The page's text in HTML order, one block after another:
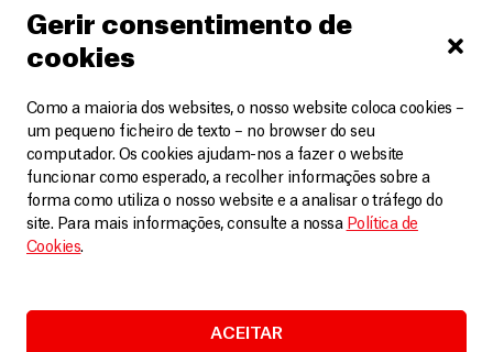
Gerir consentimento de
cookies
Como a maioria dos websites, o nosso website coloca cookies –
um pequeno ficheiro de texto – no browser do seu
computador. Os cookies ajudam-nos a fazer o website
funcionar como esperado, a recolher informações sobre a
forma como utiliza o nosso website e a analisar o tráfego do
site. Para mais informações, consulte a nossa Política de
Cookies.
ACEITAR
mobilizar esforços para evitar mais mortes
LEIA MAIS